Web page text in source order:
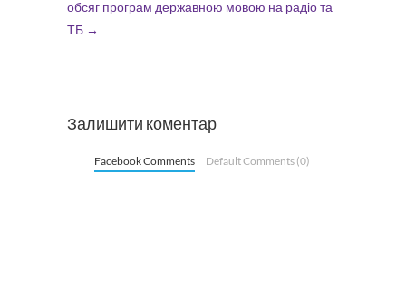
обсяг програм державною мовою на радіо та
ТБ →
Залишити коментар
Facebook Comments Default Comments (0)